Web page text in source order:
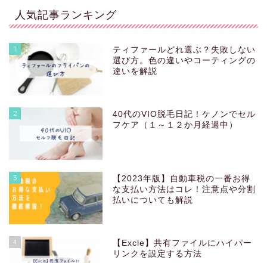
人気記事ランキング
1
ティファールどれ選ぶ？失敗しない
選び方。色の違いやコーティングの
違いを解説
2
40代のVIO脱毛日記！ケノンでセル
フケア（１～１２か月経過中）
3
【2023年版】自動車税の一番お得
な支払い方法はコレ！注意点や分割
払いについても解説
4
【Excle】共有ファイルにハイパー
リンクを設定する方法